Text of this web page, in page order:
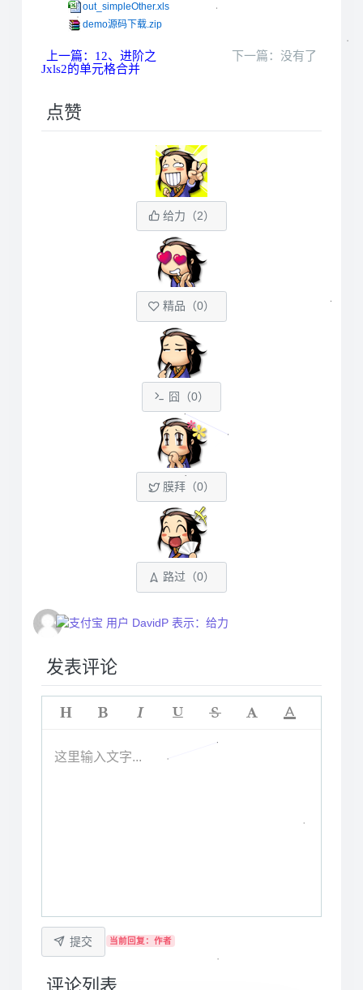
out_simpleOther.xls
demo源码下载.zip
上一篇：12、进阶之
Jxls2的单元格合并
下一篇：没有了
点赞
给力（2）
精品（0）
囧（0）
膜拜（0）
路过（0）
发表评论
这里输入文字...
提交 当前回复：作者
评论列表